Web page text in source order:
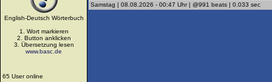
English-Deutsch Wörterbuch
1. Wort markieren
2. Button anklicken
3. Übersetzung lesen
www.basc.de
65 User online
Samstag | 08.08.2026 - 00:47 Uhr | @991 beats | 0.033 sec